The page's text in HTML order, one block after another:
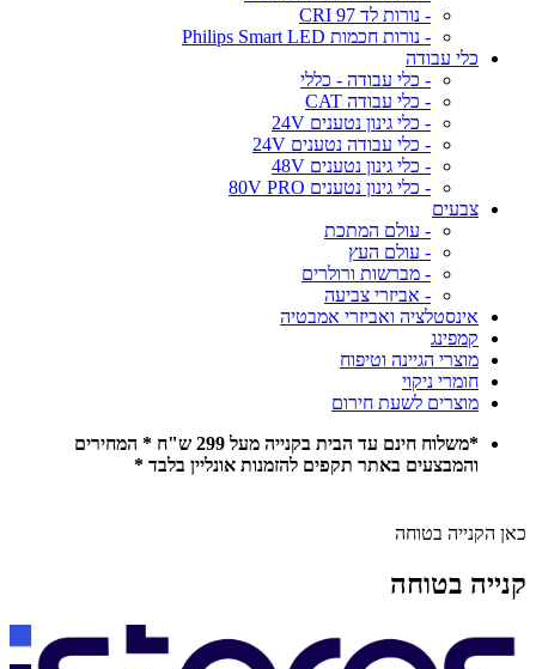
- נורות לד CRI 97
- נורות חכמות Philips Smart LED
כלי עבודה
- כלי עבודה - כללי
- כלי עבודה CAT
- כלי גינון נטענים 24V
- כלי עבודה נטענים 24V
- כלי גינון נטענים 48V
- כלי גינון נטענים 80V PRO
צבעים
- עולם המתכת
- עולם העץ
- מברשות ורולרים
- אביזרי צביעה
אינסטלציה ואביזרי אמבטיה
קמפינג
מוצרי הגיינה וטיפוח
חומרי ניקוי
מוצרים לשעת חירום
*משלוח חינם עד הבית בקנייה מעל 299 ש"ח * המחירים
והמבצעים באתר תקפים להזמנות אונליין בלבד *
כאן הקנייה בטוחה
קנייה בטוחה